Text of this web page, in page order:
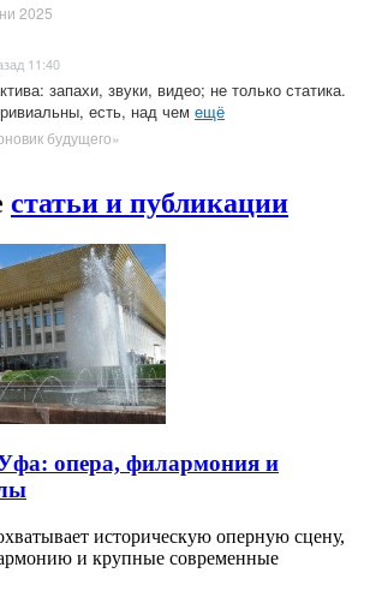
2025
11:40
запахи, звуки, видео; не только статика.
есть, над чем ещё
будущего»
статьи и публикации
опера, филармония и
историческую оперную сцену,
и крупные современные